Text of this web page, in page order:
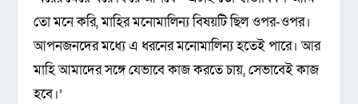
তো মনে করি, মাহির মনোমালিন্য বিষয়টি ছিল ওপর-ওপর।
আপনজনদের মধ্যে এ ধরনের মনোমালিন্য হতেই পারে। আর
মাহি আমাদের সঙ্গে যেভাবে কাজ করতে চায়, সেভাবেই কাজ
হবে।’